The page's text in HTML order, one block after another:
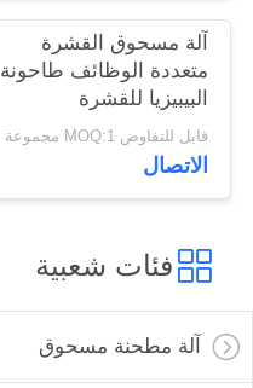
آلة مسحوق القشرة
متعددة الوظائف طاحونة
البيبيزيا للقشرة
قابل للتفاوض MOQ:1 مجموعة
الاتصال
فئات شعبية
آلة مطحنة مسحوق